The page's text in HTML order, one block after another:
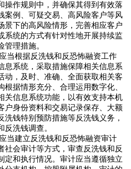
操作规则中，并确保其得到有效落
案例、可疑交易、高风险客户等风
景下的高风险情形，完善相应客户
系统的方式有针对性地开展持续监
理措施。
当根据反洗钱和反恐怖融资工作
息系统，采取措施保障相关信息系
动，及时、准确、全面获取相关客
根据情形充分、合理运用数字化、
关信息系统功能，以有效支持本机
户身份资料和交易记录保存、大额
洗钱特别预防措施等反洗钱义务，
洗钱调查。
当建立反洗钱和反恐怖融资审计
社会审计等方式，审查反洗钱和反
定和执行情况。审计应当遵循独立